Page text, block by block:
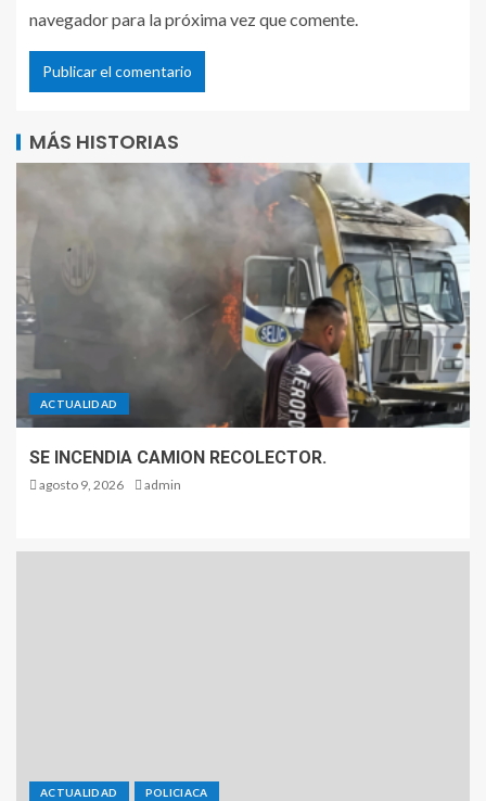
navegador para la próxima vez que comente.
MÁS HISTORIAS
ACTUALIDAD
SE INCENDIA CAMION RECOLECTOR.
agosto 9, 2026 admin
ACTUALIDAD POLICIACA